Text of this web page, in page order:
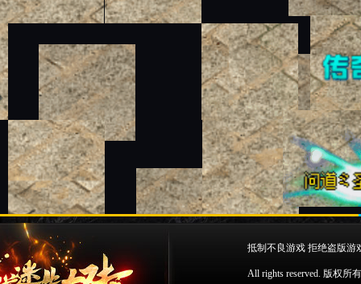
抵制不良游戏 拒绝盗版游
All rights reserved. 版权